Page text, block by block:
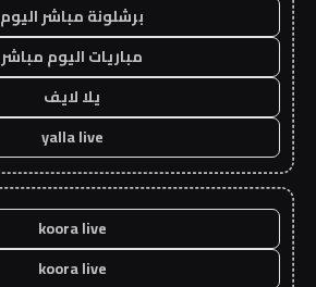
برشلونة مباشر اليوم
مباريات اليوم مباشر
يلا لايف
yalla live
koora live
koora live